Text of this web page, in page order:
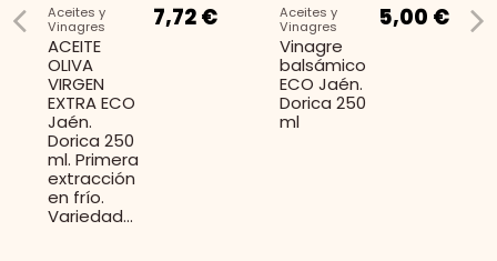
Aceites y
Vinagres
ACEITE
OLIVA
VIRGEN
EXTRA ECO
Jaén.
Dorica 250
ml. Primera
extracción
en frío.
Variedad...
7,72 €
Aceites y
Vinagres
Vinagre
balsámico
ECO Jaén.
Dorica 250
ml
5,00 €